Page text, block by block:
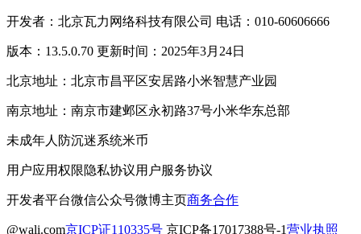
开发者：北京瓦力网络科技有限公司 电话：010-60606666
版本：13.5.0.70 更新时间：2025年3月24日
北京地址：北京市昌平区安居路小米智慧产业园
南京地址：南京市建邺区永初路37号小米华东总部
未成年人防沉迷系统米币
用户应用权限隐私协议用户服务协议
开发者平台微信公众号微博主页商务合作
@wali.com京ICP证110335号 京ICP备17017388号-1营业执照